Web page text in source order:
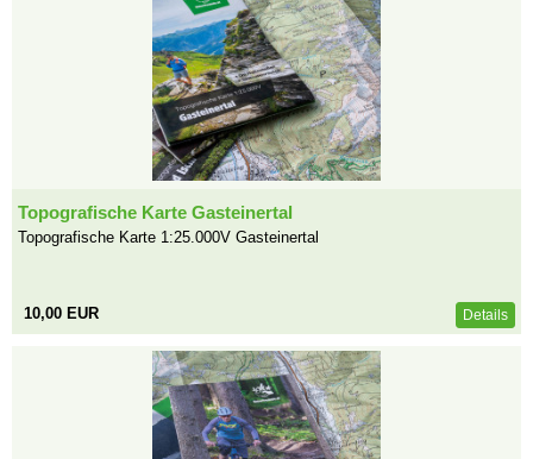
Topografische Karte Gasteinertal
Topografische Karte 1:25.000V Gasteinertal
10,00 EUR Details